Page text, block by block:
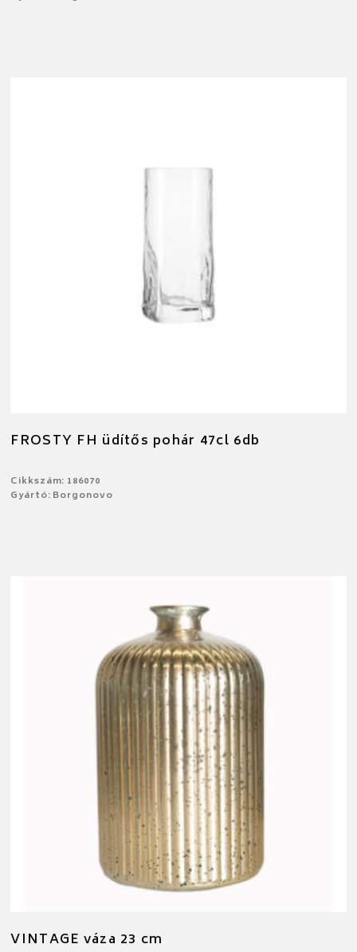
FROSTY FH üdítős pohár 47cl 6db
Cikkszám: 186070
Gyártó: Borgonovo
VINTAGE váza 23 cm